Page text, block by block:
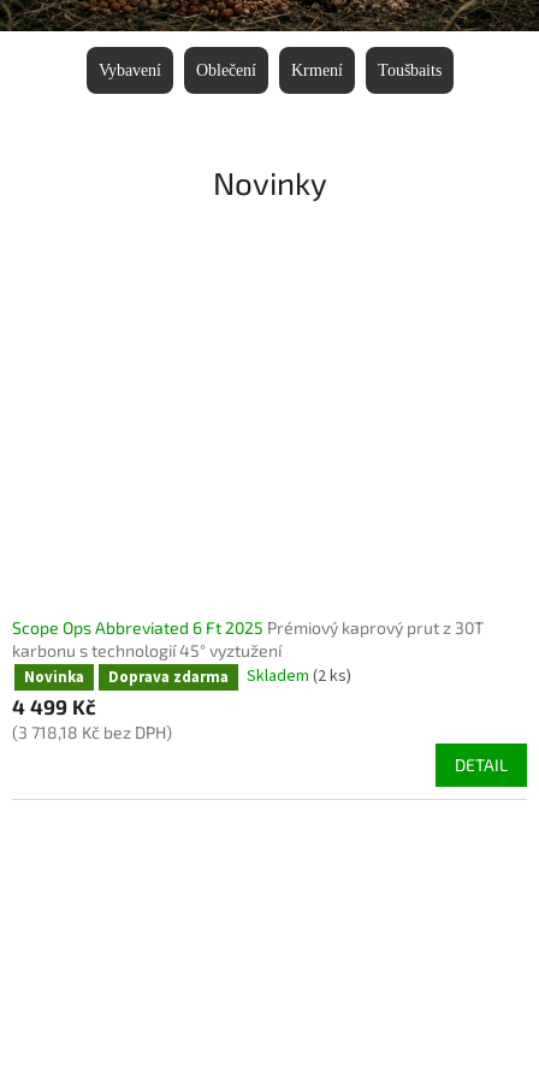
Vybavení Oblečení Krmení Toušbaits
Novinky
Scope Ops Abbreviated 6 Ft 2025 Prémiový kaprový prut z 30T
karbonu s technologií 45° vyztužení
Novinka Doprava zdarma Skladem (2 ks)
4 499 Kč
(3 718,18 Kč bez DPH)
DETAIL